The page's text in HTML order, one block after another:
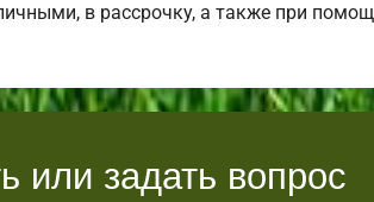
в рассрочку, а также при
или задать вопрос